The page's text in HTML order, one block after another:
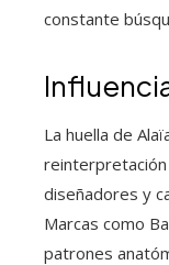
constante
La huella de
diseñadores y
Marcas como
patrones